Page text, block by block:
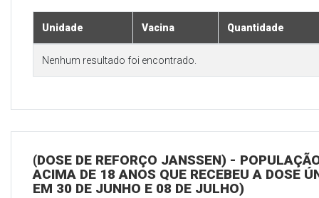
Unidade Vacina Quantidade
Nenhum resultado foi encontrado.
(DOSE DE REFORÇO JANSSEN) -
ACIMA DE 18 ANOS QUE RECEBEU A DOSE
EM 30 DE JUNHO E 08 DE JULHO)